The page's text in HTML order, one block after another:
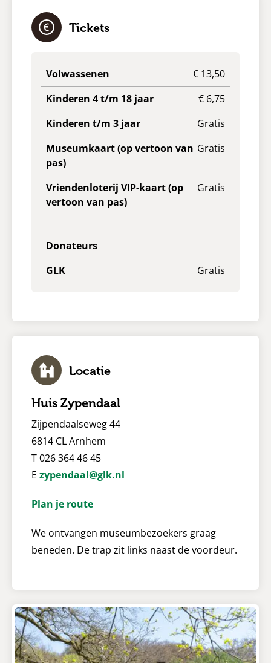
Tickets
Volwassenen
€ 13,50
Kinderen 4 t/m 18 jaar
€ 6,75
Kinderen t/m 3 jaar
Gratis
Museumkaart (op vertoon van
pas)
Gratis
Vriendenloterij VIP-kaart (op
vertoon van pas)
Gratis
Donateurs
GLK
Gratis
Locatie
Huis Zypendaal
Zijpendaalseweg 44
6814 CL Arnhem
T 026 364 46 45
E zypendaal@glk.nl
Plan je route
We ontvangen museumbezoekers graag
beneden. De trap zit links naast de voordeur.